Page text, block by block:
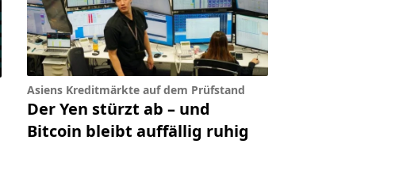
Asiens Kreditmärkte auf dem Prüfstand
Der Yen stürzt ab – und
Bitcoin bleibt auffällig ruhig